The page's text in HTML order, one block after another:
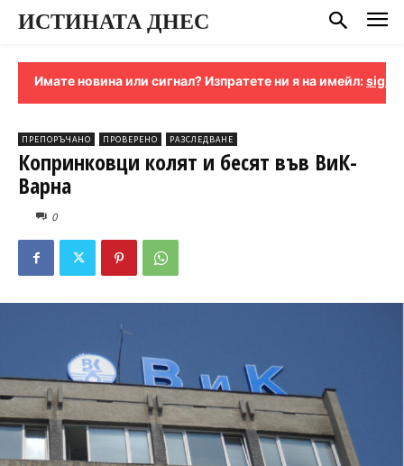
ИСТИНАТА ДНЕС
или сигнал? Изпратете ни я на имейл: signali-
ПРЕПОРЪЧАНО ПРОВЕРЕНО РАЗСЛЕДВАНЕ
Копринковци колят и бесят във ВиК-
Варна
0